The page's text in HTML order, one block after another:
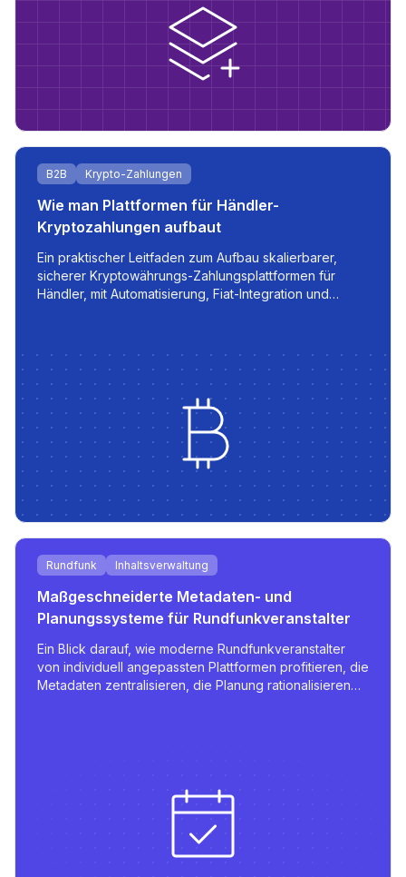
B2B Krypto-Zahlungen
Wie man Plattformen für Händler-
Kryptozahlungen aufbaut
Ein praktischer Leitfaden zum Aufbau skalierbarer,
sicherer Kryptowährungs-Zahlungsplattformen für
Händler, mit Automatisierung, Fiat-Integration und
Rundfunk Inhaltsverwaltung
Maßgeschneiderte Metadaten- und
Planungssysteme für Rundfunkveranstalter
Ein Blick darauf, wie moderne Rundfunkveranstalter
von individuell angepassten Plattformen profitieren, die
Metadaten zentralisieren, die Planung rationalisieren